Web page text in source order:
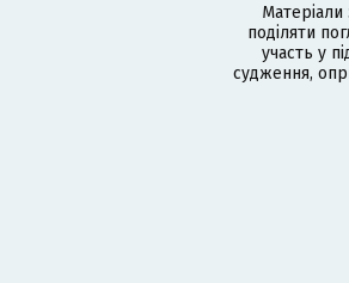
поділяти
участь у
судження,